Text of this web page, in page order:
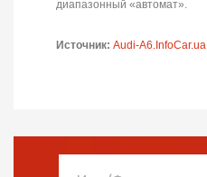
диапазонный «автомат».
Источник: Audi-A6.InfoCar.ua